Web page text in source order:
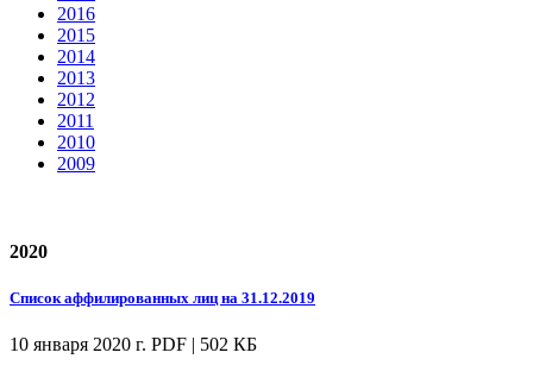
2016
2015
2014
2013
2012
2011
2010
2009
2020
Список аффилированных лиц на 31.12.2019
10 января 2020 г. PDF | 502 КБ